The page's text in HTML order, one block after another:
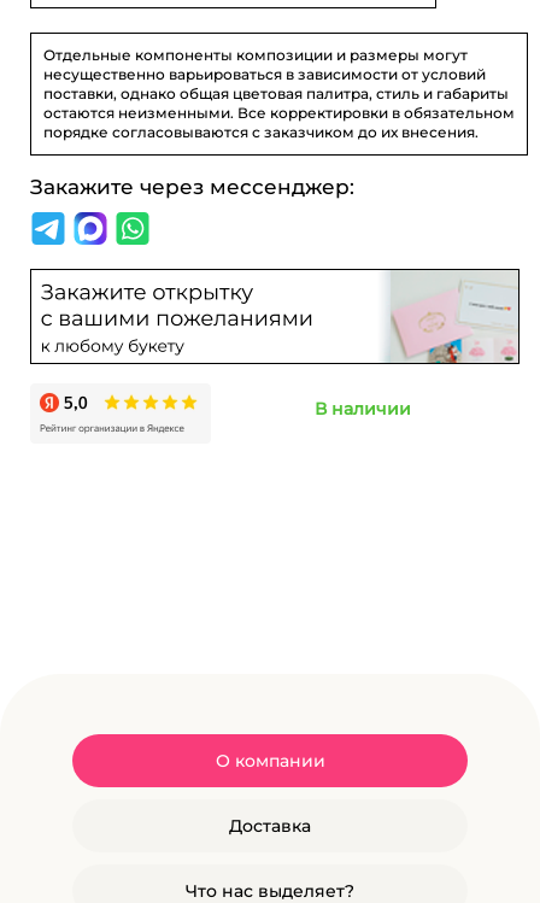
Отдельные компоненты композиции и размеры могут
несущественно варьироваться в зависимости от условий
поставки, однако общая цветовая палитра, стиль и габариты
остаются неизменными. Все корректировки в обязательном
порядке согласовываются с заказчиком до их внесения.
Закажите через мессенджер:
В наличии
О компании
Доставка
Что нас выделяет?